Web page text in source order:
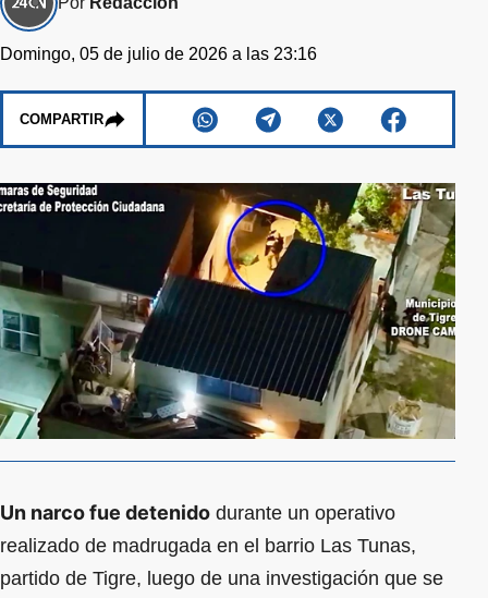
Domingo, 05 de julio de 2026 a las 23:16
COMPARTIR
Un narco fue detenido durante un operativo
realizado de madrugada en el barrio Las Tunas,
partido de Tigre, luego de una investigación que se